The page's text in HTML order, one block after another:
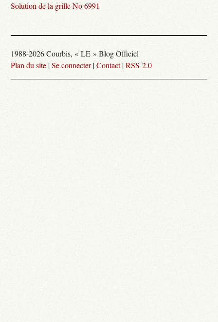
Solution de la grille No 6991
1988-2026 Courbis, « LE » Blog Officiel
Plan du site |Se connecter|Contact|RSS 2.0